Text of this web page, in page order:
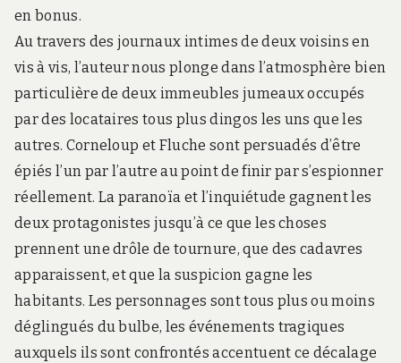
en bonus.
Au travers des journaux intimes de deux voisins en
vis à vis, l’auteur nous plonge dans l’atmosphère bien
particulière de deux immeubles jumeaux occupés
par des locataires tous plus dingos les uns que les
autres. Corneloup et Fluche sont persuadés d’être
épiés l’un par l’autre au point de finir par s’espionner
réellement. La paranoïa et l’inquiétude gagnent les
deux protagonistes jusqu’à ce que les choses
prennent une drôle de tournure, que des cadavres
apparaissent, et que la suspicion gagne les
habitants. Les personnages sont tous plus ou moins
déglingués du bulbe, les événements tragiques
auxquels ils sont confrontés accentuent ce décalage